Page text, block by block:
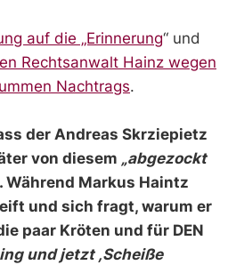
auf die „Erinnerung“ und
Rechtsanwalt Hainz wegen
Nachtrags.
der Andreas Skrziepietz
von diesem „abgezockt
Markus Haintz
und sich fragt, warum er
paar Kröten und für DEN
und jetzt ,Scheiße